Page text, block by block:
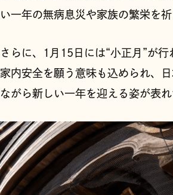
(
い一年の無病息災や家族の繁栄を
さらに、1月15日には“小正月”が
家内安全を願う意味も込められ、
ながら新しい一年を迎える姿が表れ